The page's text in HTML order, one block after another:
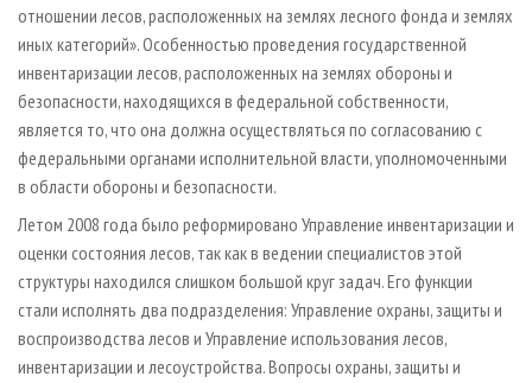
отношении лесов, расположенных на землях лесного фонда и землях
иных категорий». Особенностью проведения государственной
инвентаризации лесов, расположенных на землях обороны и
безопасности, находящихся в федеральной собственности,
является то, что она должна осуществляться по согласованию с
федеральными органами исполнительной власти, уполномоченными
в области обороны и безопасности.
Летом 2008 года было реформировано Управление инвентаризации и
оценки состояния лесов, так как в ведении специалистов этой
структуры находился слишком большой круг задач. Его функции
стали исполнять два подразделения: Управление охраны, защиты и
воспроизводства лесов и Управление использования лесов,
инвентаризации и лесоустройства. Вопросы охраны, защиты и